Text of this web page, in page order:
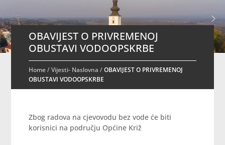
OBAVIJEST O PRIVREMENOJ
OBUSTAVI VODOOPSKRBE
Home/Vijesti- Naslovna /OBAVIJEST O PRIVREMENOJ
OBUSTAVI VODOOPSKRBE
Zbog radova na cjevovodu bez vode će biti
korisnici na području Općine Križ